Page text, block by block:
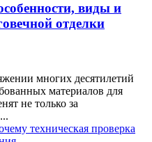
виды и
отделки
многих десятилетий
материалов для
не только за